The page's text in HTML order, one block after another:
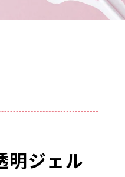
明ジェル